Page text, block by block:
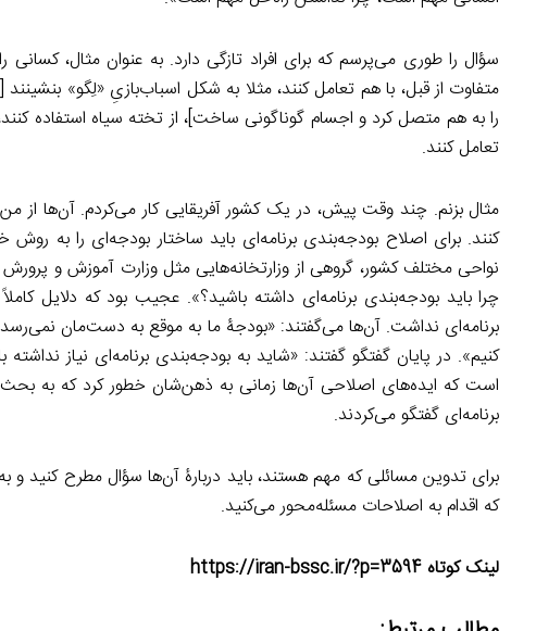
سؤال را طوری می‌پرسم که برای افراد تازگی دارد. به عنوان مثال،
متفاوت از قبل، با هم تعامل کنند، مثلا به شکل اسباب‌بازیِ «لِگو»
را به هم متصل کرد و اجسام گوناگونی ساخت]، از تخته سیاه استفاده
تعامل کنند.
مثال بزنم. چند وقت پیش، در یک کشور آفریقایی کار می‌کردم. آن‌ها از
کنند. برای اصلاح بودجه‌بندی برنامه‌ای باید ساختار بودجه‌ای را به
نواحی مختلف کشور، گروهی از وزارتخانه‌هایی مثل وزارت آموزش و
چرا باید بودجه‌بندی برنامه‌ای داشته باشید؟». عجیب بود که دلایل
برنامه‌ای نداشت. آن‌ها می‌گفتند: «بودجۀ ما به موقع به دست‌مان
کنیم». در پایان گفتگو گفتند: «شاید به بودجه‌بندی برنامه‌ای نیاز
است که ایده‌های اصلاحی آن‌ها زمانی به ذهن‌شان خطور کرد که به بحث
برنامه‌ای گفتگو می‌کردند.
برای تدوین مسائلی که مهم هستند، باید دربارۀ آن‌ها سؤال مطرح کنید و
که اقدام به اصلاحات مسئله‌محور می‌کنید.
لینک کوتاه https://iran-bssc.ir/?p=3594